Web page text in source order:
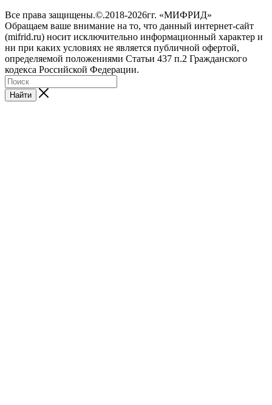
Все права защищены.©.2018-2026гг. «МИФРИД»
Обращаем ваше внимание на то, что данный интернет-сайт
(mifrid.ru) носит исключительно информационный характер и
ни при каких условиях не является публичной офертой,
определяемой положениями Статьи 437 п.2 Гражданского
кодекса Российской Федерации.
Найти